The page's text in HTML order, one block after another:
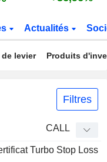
Actualités
levier Produits
Filtres
Levier Parité
CALL
Turbo Stop Loss